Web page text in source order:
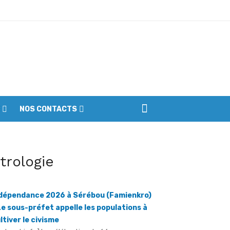
du parc
NOS CONTACTS
2026 à Sérébou (Famienkro)
sous-préfet appelle les populations à
La célébration du 66e
de l'accession de la Côte d'Ivoire à
le vendredi 7 août 2026, à ...